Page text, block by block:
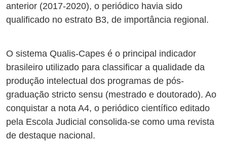
anterior (2017-2020), o periódico havia sido
qualificado no estrato B3, de importância regional.
O sistema Qualis-Capes é o principal indicador
brasileiro utilizado para classificar a qualidade da
produção intelectual dos programas de pós-
graduação stricto sensu (mestrado e doutorado). Ao
conquistar a nota A4, o periódico científico editado
pela Escola Judicial consolida-se como uma revista
de destaque nacional.